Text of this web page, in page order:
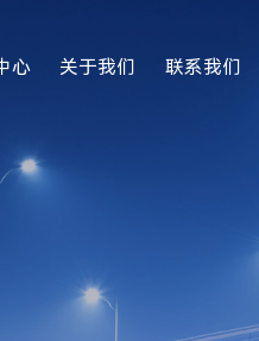
心 关于我们 联系我们